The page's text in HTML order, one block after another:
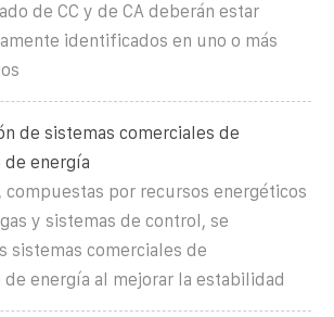
de CC y de CA deberán estar
identificados en uno o más
de sistemas comerciales de
de energía
compuestas por recursos energéticos
y sistemas de control, se
sistemas comerciales de
de energía al mejorar la estabilidad